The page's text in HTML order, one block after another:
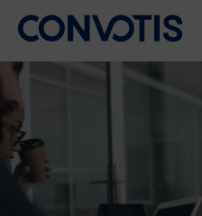
Skip to content